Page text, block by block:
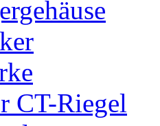
CT-Riegel